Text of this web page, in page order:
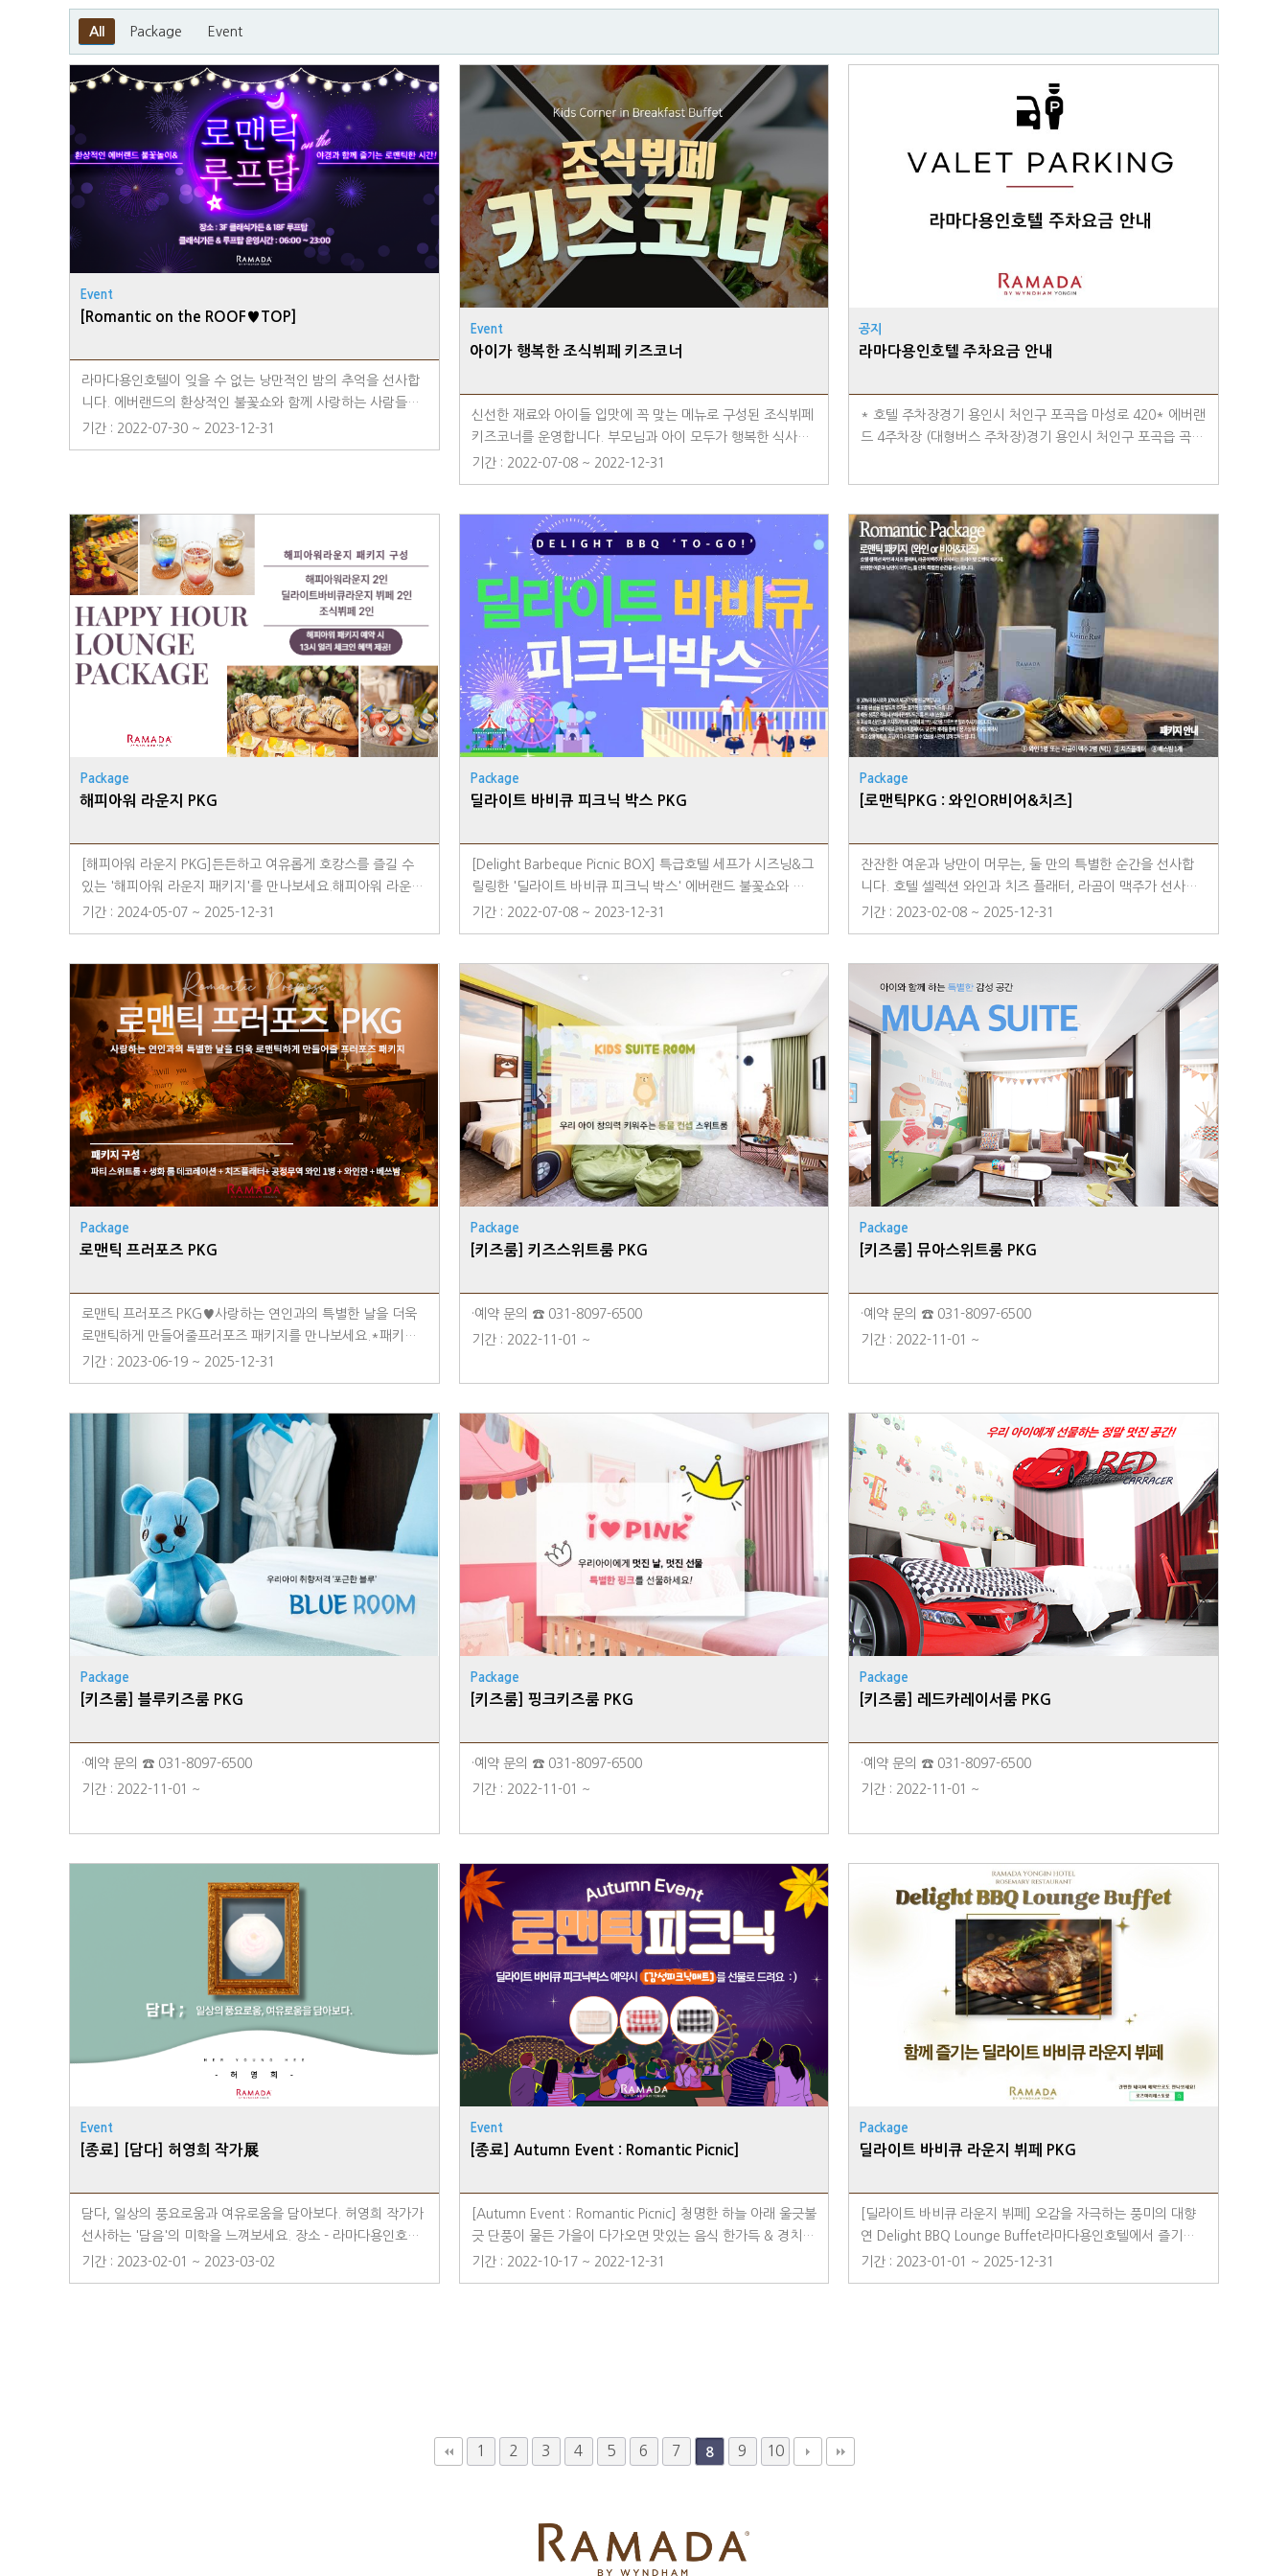
All Package Event
Event
[Romantic on the ROOF♥TOP]
라마다용인호텔이 잊을 수 없는 낭만적인 밤의 추억을 선사합
니다. 에버랜드의 환상적인 불꽃쇼와 함께 사랑하는 사람들과
행복한 시간을 보내보세요. ◾ 이용장소 : 3F 클래식가든 ㅣ 18
과실로 인한 사고 및 분쟁은 호텔 측에서 책임지지 않습니다. -
아동 동반 시 보호자의 각별한 주의가 필요합니다.
기간 : 2022-07-30 ~ 2023-12-31
Event
아이가 행복한 조식뷔페 키즈코너
신선한 재료와 아이들 입맛에 꼭 맞는 메뉴로 구성된 조식뷔페
키즈코너를 운영합니다. 부모님과 아이 모두가 행복한 식사시
간을 보내보세요. <조식 정보> ■ 장소 : 2F 로즈마리 ■ 뷔페
운영 - 주말(토, 일) 및 성수기(7/21 ~ 8/14) - 이 외 평일 기
0,000원(4세~13세) - 투숙객 할인가) 대인 : 29,000원(14세
이상~성인) - 투숙객 할인가) 어린이 : 16,000원(4세~13세)
기간 : 2022-07-08 ~ 2022-12-31
공지
라마다용인호텔 주차요금 안내
* 호텔 주차장경기 용인시 처인구 포곡읍 마성로 420* 에버랜
드 4주차장 (대형버스 주차장)경기 용인시 처인구 포곡읍 곡현
Package
해피아워 라운지 PKG
[해피아워 라운지 PKG]든든하고 여유롭게 호캉스를 즐길 수
있는 '해피아워 라운지 패키지'를 만나보세요.해피아워 라운지
패키지 고객님께만 드리는 13시 얼리 체크인 혜택도 놓치지 마
세요!▶ 패키지 구성 ① 해피아워 라운지 이용권(2인) : 영롱한
음껏 즐겨보세요.② 딜라이트 바비큐 라운지 뷔페(2인) : 특급
호텔 셰프 그룹이 선사하는 신선하고 격조높은 최상급 뷔페 요
리를 만나보세요.③ 조식 뷔페(2인) : 여유로운 아침 조식 뷔페
로 하루를 든든하게 시작해보세요.④ 13시 얼리 체크인 : Hap
py Hour 패키지 고객에게만 제공되는 특별한 얼리체크인 서
비스!▶ 운영시간 - 해피아워 라운지 ※투숙객 전용 토요일
및 공휴일 전일 운영 / 13:00 ~16:00 / 2F 자스민 홀 - 딜라이
트 바비큐 라운지 석식뷔페 토요일 및 공휴일 전일 운영 / 1
부) 17:00~19:00, 2부) 19:30~21:30 / 2F 로즈마리 레스토
랑 - 조식뷔페 월요일 ~ 일요일 운영 / 07:00 ~ 10:00 / 2F
로즈마리 레스토랑※ 본 상품은 세금이 포함된 금액입니다.※
KG는 예약제로 운영되며 온라인 예약 및 전화 예약을 통해 이
기간 : 2024-05-07 ~ 2025-12-31
Package
딜라이트 바비큐 피크닉 박스 PKG
[Delight Barbeque Picnic BOX] 특급호텔 세프가 시즈닝&그
릴링한 '딜라이트 바비큐 피크닉 박스' 에버랜드 불꽃쇼와 함
께 환상이 쏟아지는 루프탑에서 잊지못할 경험을 해보세요! ·
운영 시간 : - 매주 토요일 및 공휴일 전일 17:00~19:00 ·이용
F 로즈마리에서 피크닉 박스 Pick up ③ 이용장소 : 18F 루프
탑 or 3F클래식 가든 or 여유로운 객실 ▶ 루프탑 이용 시간 :
18:00 ~ 23:00이용 금액 : 70,000 (딜라이트 바비큐 피크닉 2
인) ·기타 안내 - 본 상품은 예약제로 운영됩니다. - 해당상품은
세금이 포함된 최종 금액이며, 호텔 사정에 따라 조기 마감될
수 있습니다. - 패키지 예약은 투숙일 기준 하루 전까지만 가능
합니다. - 취소 및 변경시 호텔 규정에 따라 2일 전 50%, 1일
전과 당일 100%의 수수료가 발생합니다. ·예약 문의 ☎ 031-
8097-6500※ 본 상품은 매년 4월~11월에 진행되는 한정 이
벤트입니다.
기간 : 2022-07-08 ~ 2023-12-31
Package
[로맨틱PKG : 와인OR비어&치즈]
잔잔한 여운과 낭만이 머무는, 둘 만의 특별한 순간을 선사합
니다. 호텔 셀렉션 와인과 치즈 플래터, 라곰이 맥주가 선사하
는 프라이빗한 로맨틱 패키지를 만나보세요. 라마다용인호텔
의 룸서비스와 함께, 깊이 있는 품격을 느껴보시기 바랍니
래터 / 배쓰밤 1개 ☎예약문의 : 031-8097-6500※10%의 봉
사료와 10%의 세금이 포함된 금액입니다.※포함 된 상품 외
별도의 추가는 불가한 점 양해 부탁드립니다.※해당 상품은 객
실 내부에 사전 셋팅되는 룸-인 서비스입니다.※최상의 신선도
를 유지하기 위해 사전에 체크인 시간을 프론트로 알려주시기
바랍니다.※해당 PKG는 예약제로 운영되며 홈페이지 및 전화
예약을 통해 이용 가능하며 당일 예약시 재고 상황에 따라 지
급이 다소 지연될 수 있음을 사전에 양해 부탁드립니다.
기간 : 2023-02-08 ~ 2025-12-31
Package
로맨틱 프러포즈 PKG
로맨틱 프러포즈 PKG♥사랑하는 연인과의 특별한 날을 더욱
로맨틱하게 만들어줄프러포즈 패키지를 만나보세요.*패키지
구성*파티 스위트룸 + 생화 룸 테코레이션 + 치즈 플래터 +
공정무역 와인 1병 + 와인잔 + 베쓰밤※ 파티스위트룸 전용
되어 있습니다. ※ 해당 상품은 객실 내부에 사전 셋팅되는 룸-
인 서비스입니다. ※ 최상의 신선도를 유지하기 위해 사전에
체크인 시간을 프론트로 알려주시기 바랍니다. ※ 해당 상품은
예약제로 운영되며 홈페이지 및 전화 예약(031-8097-6500)
을 통해 이용 가능합니다.
기간 : 2023-06-19 ~ 2025-12-31
Package
[키즈룸] 키즈스위트룸 PKG
·예약 문의 ☎ 031-8097-6500
기간 : 2022-11-01 ~
Package
[키즈룸] 뮤아스위트룸 PKG
·예약 문의 ☎ 031-8097-6500
기간 : 2022-11-01 ~
Package
[키즈룸] 블루키즈룸 PKG
·예약 문의 ☎ 031-8097-6500
기간 : 2022-11-01 ~
Package
[키즈룸] 핑크키즈룸 PKG
·예약 문의 ☎ 031-8097-6500
기간 : 2022-11-01 ~
Package
[키즈룸] 레드카레이서룸 PKG
·예약 문의 ☎ 031-8097-6500
기간 : 2022-11-01 ~
Event
[종료] [담다] 허영희 작가展
담다, 일상의 풍요로움과 여유로움을 담아보다. 허영희 작가가
선사하는 '담음'의 미학을 느껴보세요. ​장소 - 라마다용인호텔
1F 호텔 갤러리 라운지
기간 : 2023-02-01 ~ 2023-03-02
Event
[종료] Autumn Event : Romantic Picnic]
[Autumn Event : Romantic Picnic] 청명한 하늘 아래 울긋불
긋 단풍이 물든 가을이 다가오면 맛있는 음식 한가득 & 경치좋
은 곳으로 피크닉을 훌쩍 떠나고 싶어질거에요 : ) 라마다용인
기간 : 2022-10-17 ~ 2022-12-31
Package
딜라이트 바비큐 라운지 뷔페 PKG
[딜라이트 바비큐 라운지 뷔페] 오감을 자극하는 풍미의 대향
연 Delight BBQ Lounge Buffet라마다용인호텔에서 즐기는
특급호텔 셰프 그룹의 섬세한 터치로 선보이는 130여 가지의
기간 : 2023-01-01 ~ 2025-12-31
1 2 3 4 5 6 7 8 9 10